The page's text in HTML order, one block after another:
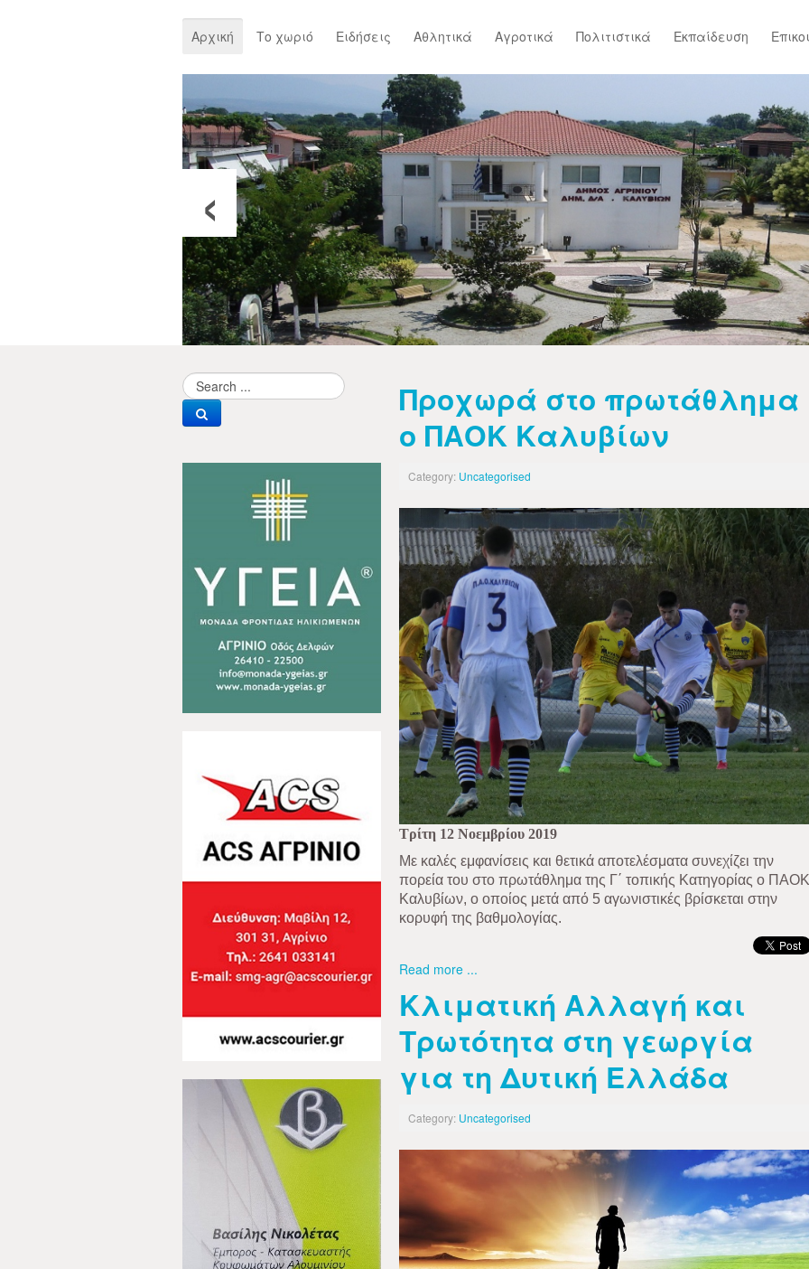
Αρχική Το χωριό Ειδήσεις Αθλητικά Αγροτικά Πολιτιστικά Εκπαίδευση
‹
Προχωρά στο πρωτάθλημα
ο ΠΑΟΚ Καλυβίων
Category: Uncategorised
Τρίτη 12 Νοεμβρίου 2019
Με καλές εμφανίσεις και θετικά αποτελέσματα συνεχίζει την
πορεία του στο πρωτάθλημα της Γ΄ τοπικής Κατηγορίας ο ΠΑΟΚ
Καλυβίων, ο οποίος μετά από 5 αγωνιστικές βρίσκεται στην
κορυφή της βαθμολογίας.
Read more ...
Κλιματική Αλλαγή και
Τρωτότητα στη γεωργία
για τη Δυτική Ελλάδα
Category: Uncategorised